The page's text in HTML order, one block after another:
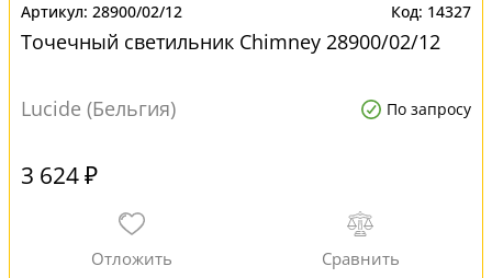
28900/02/12 14327
Точечный светильник Chimney 28900/02/12
Lucide (Бельгия) По запросу
3 624 ₽